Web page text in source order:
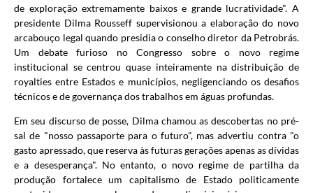
de exploração extremamente baixos e grande lucratividade". A
presidente Dilma Rousseff supervisionou a elaboração do novo
arcabouço legal quando presidia o conselho diretor da Petrobrás.
Um debate furioso no Congresso sobre o novo regime
institucional se centrou quase inteiramente na distribuição de
royalties entre Estados e municípios, negligenciando os desafios
técnicos e de governança dos trabalhos em águas profundas.
Em seu discurso de posse, Dilma chamou as descobertas no pré-
sal de "nosso passaporte para o futuro", mas advertiu contra "o
gasto apressado, que reserva às futuras gerações apenas as dívidas
e a desesperança". No entanto, o novo regime de partilha da
produção fortalece um capitalismo de Estado politicamente